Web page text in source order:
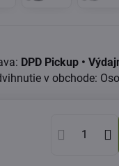
DPD Pickup •